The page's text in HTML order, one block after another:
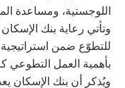
اللوجستية، ومساعدة
وتأتي رعاية بنك
للتطوّع ضمن استراتيجية
بأهمية العمل التطوعي
ويُذكر أن بنك الإسكان